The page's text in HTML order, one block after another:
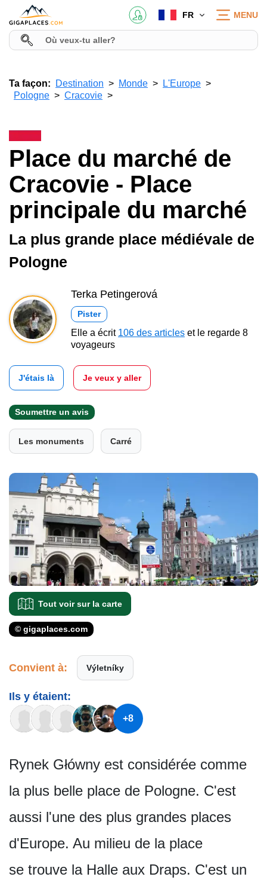
FR MENU
Ta façon: Destination Monde
L'Europe
Pologne
Cracovie
Place du marché de
Cracovie - Place
principale du marché
La plus grande place médiévale de
Pologne
Terka Petingerová
Pister
Elle a écrit 106 des articles et le regarde 8
voyageurs
J'étais là Je veux y aller
Soumettre un avis
Les monuments Carré
Tout voir sur la carte
© gigaplaces.com
Convient à: Výletníky
Ils y étaient:
+8
Rynek Główny est considérée comme
la plus belle place de Pologne. C'est
aussi l'une des plus grandes places
d'Europe. Au milieu de la place
se trouve la Halle aux Draps. C'est un